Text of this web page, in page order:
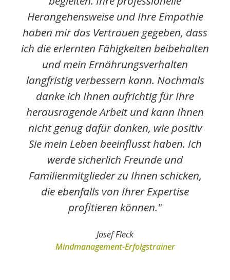
Herangehensweise und Ihre Empathie
haben mir das Vertrauen gegeben, dass
ich die erlernten Fähigkeiten beibehalten
und mein Ernährungsverhalten
langfristig verbessern kann. Nochmals
danke ich Ihnen aufrichtig für Ihre
herausragende Arbeit und kann Ihnen
nicht genug dafür danken, wie positiv
Sie mein Leben beeinflusst haben. Ich
werde sicherlich Freunde und
Familienmitglieder zu Ihnen schicken,
die ebenfalls von Ihrer Expertise
profitieren können."
Josef Fleck
Mindmanagement-Erfolgstrainer